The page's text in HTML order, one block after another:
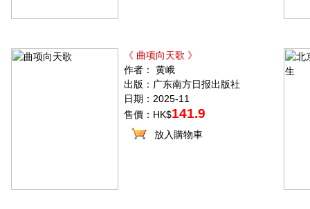
《 曲项向天歌 》
作者： 黄峨
出版：广东南方日报出版社
日期：2025-11
售價：HK$141.9
放入購物車